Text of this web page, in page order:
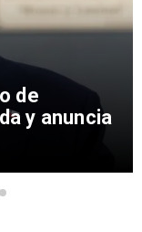
de
y anuncia